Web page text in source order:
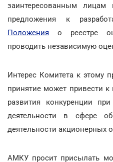
заинтересованным лицам
предложения к
Положения о реестре
проводить независимую
Интерес Комитета к этому
принятие может привести
развития конкуренции
деятельности в сфере
деятельности акционерных
АМКУ просит присылать